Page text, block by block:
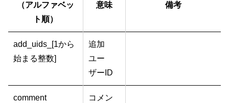
（アルファベッ
ト順）
意味 備考
add_uids_[1から
始まる整数]
追加
ユー
ザーID
comment
コメン